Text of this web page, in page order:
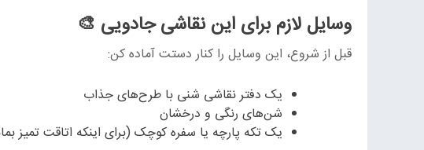
وسایل لازم برای این نقاشی جادویی 🎨
قبل از شروع، این وسایل را کنار دستت آماده کن:
یک دفتر نقاشی شنی با طرح‌های جذاب
شن‌های رنگی و درخشان
یک تکه پارچه یا سفره کوچک (برای اینکه اتاقت تمیز